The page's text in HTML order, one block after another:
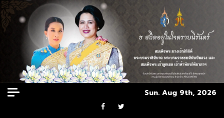
Skip
to
Sun. Aug 9th, 2026
Facebook
Twitter